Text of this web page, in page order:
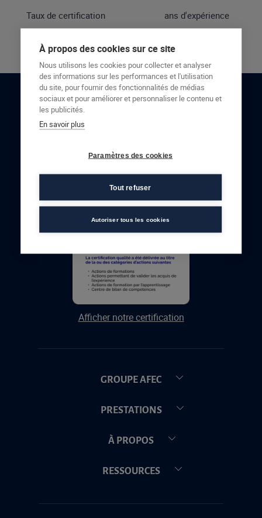
Taux de certification ans d'expérience
RESTONS EN CONTACT
Afficher notre certification
GROUPE AFEC
PRESTATIONS
À PROPOS
RESSOURCES
À propos des cookies sur ce site
Nous utilisons les cookies pour collecter et analyser
des informations sur les performances et l'utilisation
du site, pour fournir des fonctionnalités de médias
sociaux et pour améliorer et personnaliser le contenu et
les publicités.
En savoir plus
Paramètres des cookies
Tout refuser
Autoriser tous les cookies